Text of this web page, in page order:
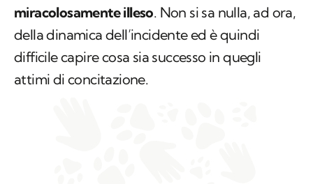
miracolosamente illeso. Non si sa nulla, ad ora,
della dinamica dell’incidente ed è quindi
difficile capire cosa sia successo in quegli
attimi di concitazione.